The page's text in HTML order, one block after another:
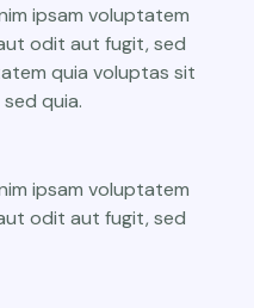
ipsam voluptatem
odit aut fugit, sed
quia voluptas sit
quia.
ipsam voluptatem
odit aut fugit, sed